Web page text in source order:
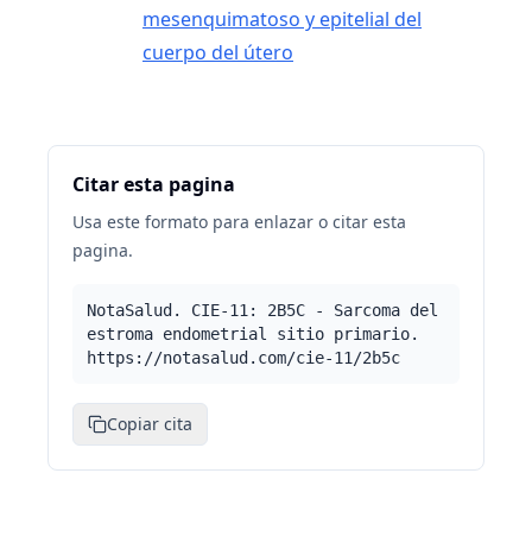
mesenquimatoso y epitelial del
cuerpo del útero
Citar esta pagina
Usa este formato para enlazar o citar esta
pagina.
NotaSalud. CIE-11: 2B5C - Sarcoma del
estroma endometrial sitio primario.
https://notasalud.com/cie-11/2b5c
Copiar cita